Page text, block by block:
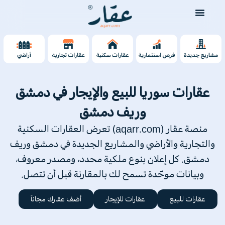
عقارات سوريا للبيع والإيجار في دمشق
وريف دمشق
منصة عقار (aqarr.com) تعرض العقارات السكنية
والتجارية والأراضي والمشاريع الجديدة في دمشق وريف
دمشق. كل إعلان بنوع ملكية محدد، ومصدر معروف،
وبيانات موحّدة تسمح لك بالمقارنة قبل أن تتصل.
عقارات للبيع عقارات للإيجار أضف عقارك مجاناً